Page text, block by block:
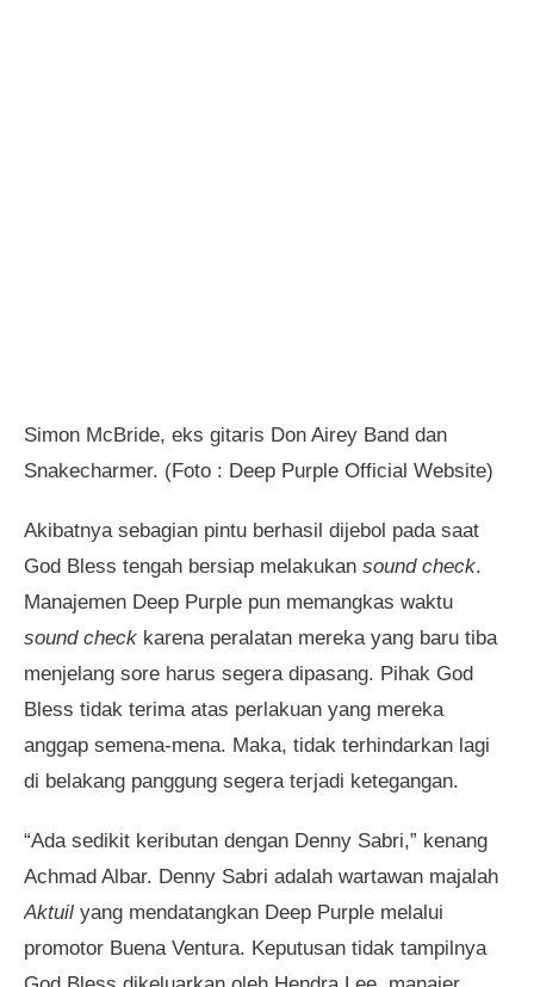
Simon McBride, eks gitaris Don Airey Band dan
Snakecharmer. (Foto : Deep Purple Official Website)
Akibatnya sebagian pintu berhasil dijebol pada saat
God Bless tengah bersiap melakukan sound check.
Manajemen Deep Purple pun memangkas waktu
sound check karena peralatan mereka yang baru tiba
menjelang sore harus segera dipasang. Pihak God
Bless tidak terima atas perlakuan yang mereka
anggap semena-mena. Maka, tidak terhindarkan lagi
di belakang panggung segera terjadi ketegangan.
“Ada sedikit keributan dengan Denny Sabri,” kenang
Achmad Albar. Denny Sabri adalah wartawan majalah
Aktuil yang mendatangkan Deep Purple melalui
promotor Buena Ventura. Keputusan tidak tampilnya